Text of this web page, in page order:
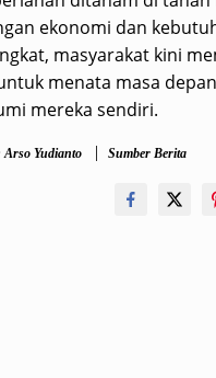
ekonomi dan
masyarakat kini
menata masa
mereka sendiri.
Arso Yudianto Sumber Berita